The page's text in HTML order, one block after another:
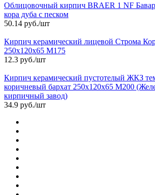
Облицовочный кирпич BRAER 1 NF
кора дуба с песком
50.14 руб./шт
Кирпич керамический лицевой Строма
250х120х65 М175
12.3 руб./шт
Кирпич керамический пустотелый ЖКЗ
коричневый бархат 250х120х65 М200
кирпичный завод)
34.9 руб./шт